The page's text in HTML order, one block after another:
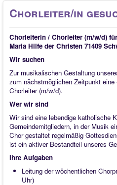
Chorleiter/in
Chorleiterin / Chorleiter (m/w/d)
Maria Hilfe der Christen 71409
Wir suchen
Zur musikalischen Gestaltung
zum nächstmöglichen Zeitpunkt
Chorleiter (m/w/d).
Wer wir sind
Wir sind eine lebendige katholische
Gemeindemitgliedern, in der Musik
Chor gestaltet regelmäßig
ist ein aktiver Bestandteil unseres
Ihre Aufgaben
Leitung der wöchentlichen
Uhr)